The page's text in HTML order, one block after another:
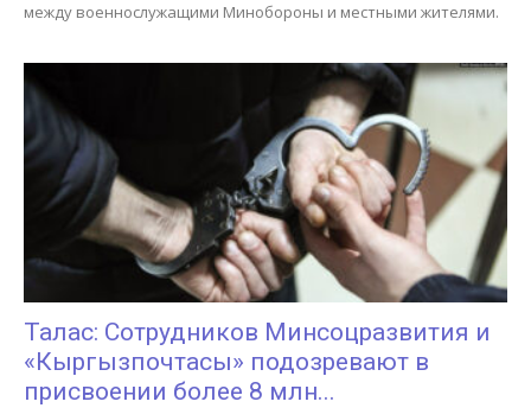
между военнослужащими Минобороны и местными жителями.
Талас: Сотрудников Минсоцразвития и
«Кыргызпочтасы» подозревают в
присвоении более 8 млн...